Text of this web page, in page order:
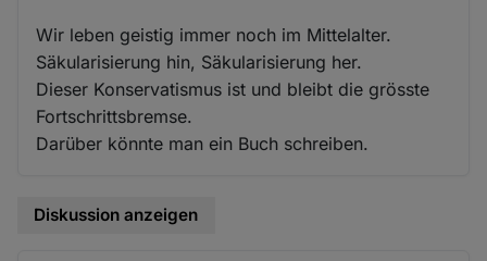
Wir leben geistig immer noch im Mittelalter.
Säkularisierung hin, Säkularisierung her.
Dieser Konservatismus ist und bleibt die grösste
Fortschrittsbremse.
Darüber könnte man ein Buch schreiben.
Diskussion anzeigen